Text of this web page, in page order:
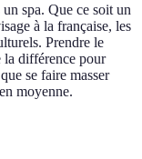
spa. Que ce soit un
à la française, les
Prendre le
la différence pour
se faire masser
moyenne.